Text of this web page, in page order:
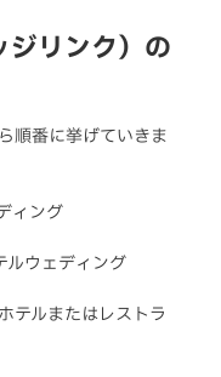
リンク）の
順番に挙げていきま
ィング
ウェディング
テルまたはレストラ